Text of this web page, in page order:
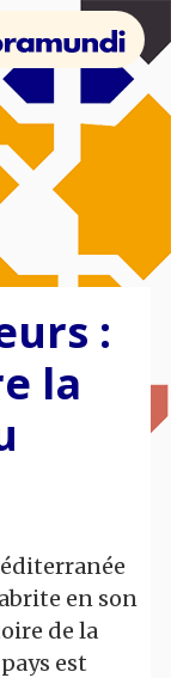
:
la
en son
de la
est